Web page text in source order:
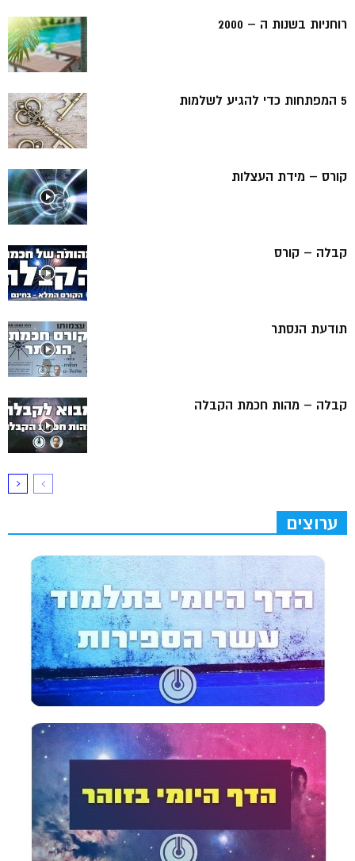
רוחניות בשנות ה – 2000
5 המפתחות כדי להגיע לשלמות
קורס – מידת העצלות
קבלה – קורס
תודעת הנסתר
קבלה – מהות חכמת הקבלה
ערוצים